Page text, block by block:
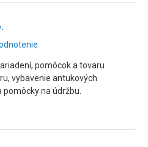
pomôcok a tovaru
vybavenie antukových
na údržbu.